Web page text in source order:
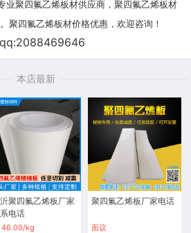
业聚四氟乙烯板材供应商，聚四氟乙烯板材
聚四氟乙烯板材价格优惠，欢迎咨询！
本店最新
聚四氟乙烯板厂家
电话
46.00/kg
聚四氟乙烯板厂家电话
面议